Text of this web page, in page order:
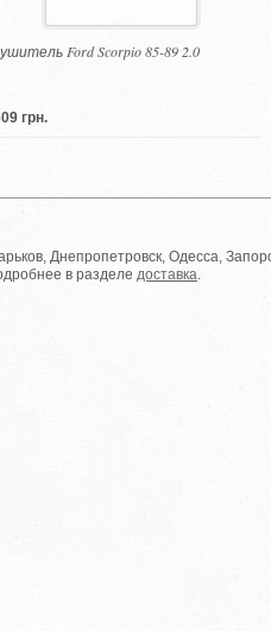
Ford Scorpio 85-89 2.0
грн.
Днепропетровск, Одесса,
в разделе доставка